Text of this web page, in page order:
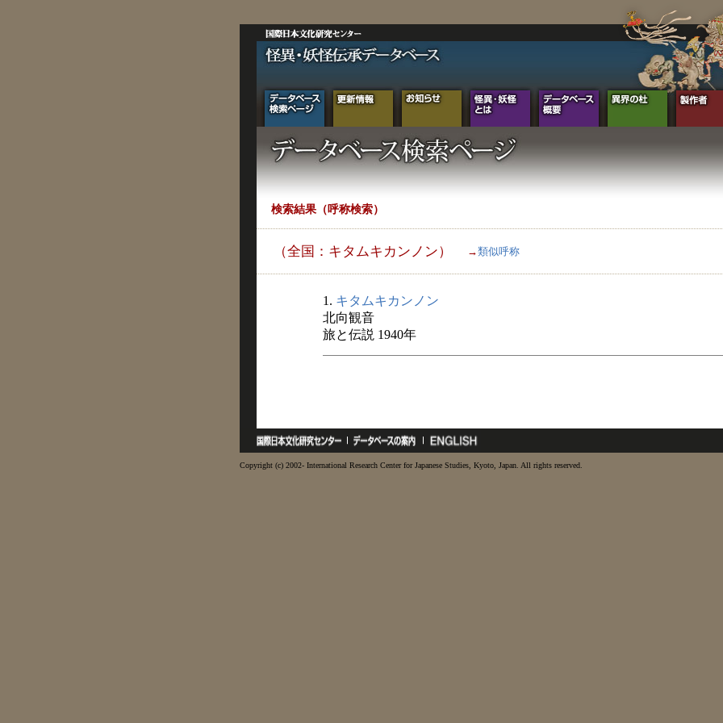
検索結果（呼称検索）
（全国：キタムキカンノン） →類似呼称
1. キタムキカンノン
北向観音
旅と伝説 1940年
Copyright (c) 2002- International Research Center for Japanese Studies, Kyoto, Japan. All rights reserved.